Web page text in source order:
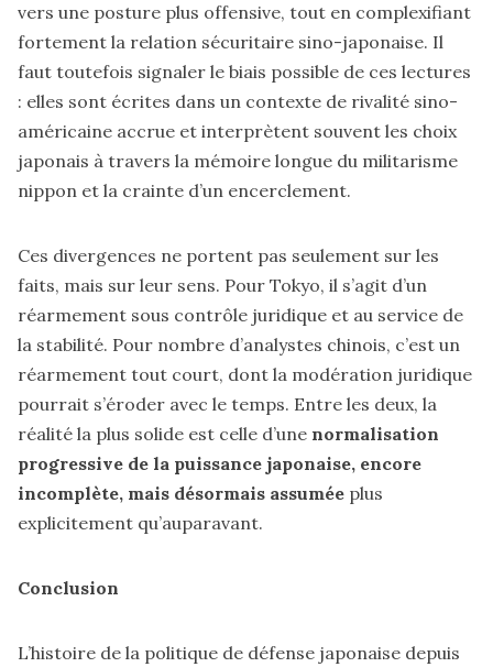
vers une posture plus offensive, tout en complexifiant
fortement la relation sécuritaire sino-japonaise. Il
faut toutefois signaler le biais possible de ces lectures
: elles sont écrites dans un contexte de rivalité sino-
américaine accrue et interprètent souvent les choix
japonais à travers la mémoire longue du militarisme
nippon et la crainte d’un encerclement.
Ces divergences ne portent pas seulement sur les
faits, mais sur leur sens. Pour Tokyo, il s’agit d’un
réarmement sous contrôle juridique et au service de
la stabilité. Pour nombre d’analystes chinois, c’est un
réarmement tout court, dont la modération juridique
pourrait s’éroder avec le temps. Entre les deux, la
réalité la plus solide est celle d’une normalisation
progressive de la puissance japonaise, encore
incomplète, mais désormais assumée plus
explicitement qu’auparavant.
Conclusion
L’histoire de la politique de défense japonaise depuis